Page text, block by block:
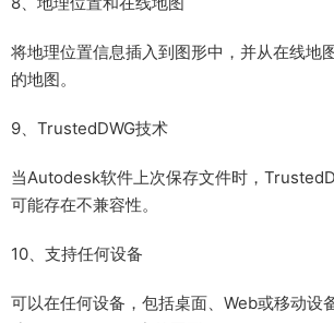
将地理位置信息插入到图形中，并从在线地
的地图。
9、TrustedDWG技术
当Autodesk软件上次保存文件时，
可能存在不兼容性。
10、支持任何设备
可以在任何设备，包括桌面、Web或移动设